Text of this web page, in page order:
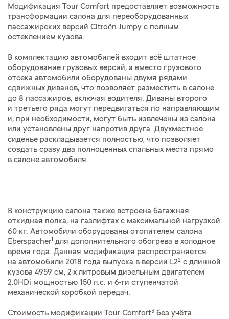
Модификация Tour Comfort предоставляет возможность
трансформации салона для переоборудованных
пассажирских версий Citroën Jumpy с полным
остеклением кузова.
В комплектацию автомобилей входит всё штатное
оборудование грузовых версий, а вместо грузового
отсека автомобили оборудованы двумя рядами
сдвижных диванов, что позволяет разместить в салоне
до 8 пассажиров, включая водителя. Диваны второго
и третьего ряда могут передвигаться по направляющим
и, при необходимости, могут быть извлечены из салона
или установлены друг напротив друга. Двухместное
сиденье раскладывается полностью, что позволяет
создать сразу два полноценных спальных места прямо
в салоне автомобиля.
В конструкцию салона также встроена багажная
откидная полка, на газлифтах с максимальной нагрузкой
60 кг. Автомобили оборудованы отопителем салона
Eberspacher1 для дополнительного обогрева в холодное
время года. Данная модификация распространяется
на автомобили 2018 года выпуска в версии L22 с длинной
кузова 4959 см, 2-х литровым дизельным двигателем
2.0HDi мощностью 150 л.с. и 6-ти ступенчатой
механической коробкой передач.
Стоимость модификации Tour Comfort3 без учёта